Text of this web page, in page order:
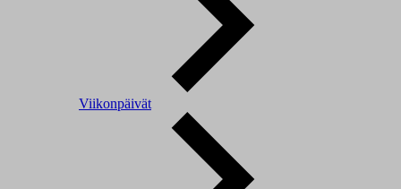
Viikonpäivät